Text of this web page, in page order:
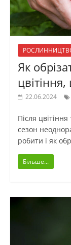
Як
22.06.2024
Після
сезон
робити і як
Більше...